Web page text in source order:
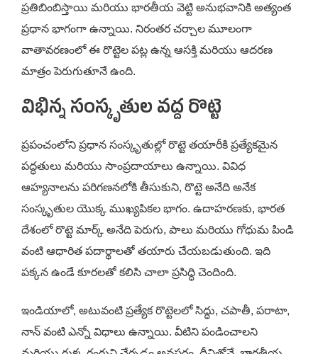
ప్రతిబింబిస్తాయి మరియు భారతీయ వెట్టి అనుభవానికి అత్యంత
ప్రధాన భాగంగా ఉన్నాయి. నిరంతర చర్చాల మూలంగా
వాతావరణంలో ఈ రొట్టెల పట్ల ఉన్న ఆసక్తి మరియు ఆదరణ
మాత్రం పెరుగుతూనే ఉంది.
విభిన్న సంస్కృతుల వద్ద రొట్టె
ప్రపంచంలోని ప్రధాన సంస్కృతుల్లో రొట్టె తయారీకి ప్రత్యేకమైన
పద్ధతులు మరియు సాంప్రదాయాలు ఉన్నాయి. వివిధ
ఆహ్యనాలను పరిగణనలోకి తీసుకుని, రొట్టె అనేది అనేక
సంస్కృతుల యొక్క ముఖ్యపికల భాగం. ఉదాహరణకు, భారత
దేశంలో రొట్టె మార్క్ అనేది పెరుగు, పాలు మరియు గోధుమ పిండి
వంటి ఆధారిత పదార్థాలతో తయారు చేయబడుతుంది. ఇది
పక్కన ఉండే కూరలతో కలిసి చాలా ప్రసిద్ధి చెందింది.
ఇండియాలో, అటువంటి ప్రత్యేక రొట్టెలలో సిద్ధు, చపాతీ, పరాటా,
నాన్ వంటి ఎన్నో విధాలు ఉన్నాయి. వీటిని పండించాలని